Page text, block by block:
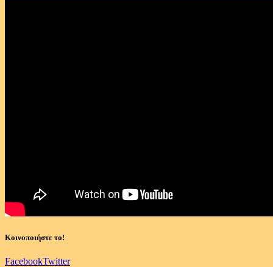
Κοινοποιήστε το!
FacebookTwitter